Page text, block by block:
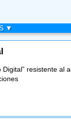
▼
resistente al